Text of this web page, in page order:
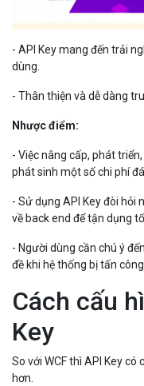
- API Key mang đến trải
dùng.
- Thân thiện và dễ dàng
Nhược điểm:
- Việc nâng cấp, phát
phát sinh một số chi phí
- Sử dụng API Key đòi hỏi
về back end để tận dụng
- Người dùng cần chú ý
đề khi hệ thống bị tấn
Cách cấu
Key
So với WCF thì API Key
hơn.